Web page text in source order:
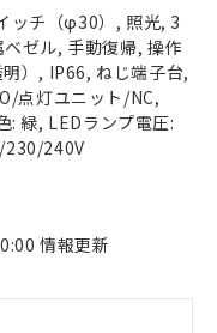
ッチ（φ30）, 照光, 3
ベゼル, 手動復帰, 操作
）, IP66, ねじ端子台,
点灯ユニット/NC,
: 緑, LEDランプ電圧:
240V
情報更新